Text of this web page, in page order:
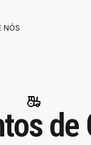
NÓS
de